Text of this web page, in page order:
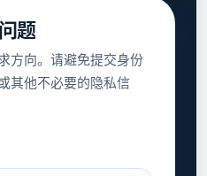
题
方向。请避免提交身份
其他不必要的隐私信